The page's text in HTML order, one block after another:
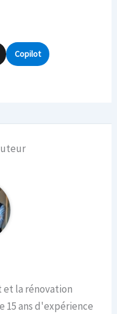
Copilot
et la rénovation
ans d'expérience